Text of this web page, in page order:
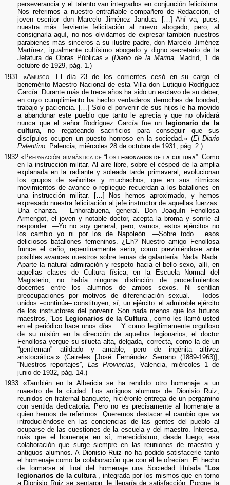
perseverancia y el talento van integrados en conjunción felicísima.
Nos referimos a nuestro entrañable compañero de Redacción, el
joven escritor don Marcelo Jiménez Jandua. […] Ahí va, pues,
nuestra más ferviente felicitación al nuevo abogado; pero, al
consignarla aquí, no nos olvidamos de expresar también nuestros
parabienes más sinceros a su ilustre padre, don Marcelo Jiménez
Martínez, igualmente cultísimo abogado y digno secretario de la
Jefatura de Obras Públicas.» (Diario de la Marina,
Madrid, 1 de
octubre de 1929, pág. 1.)
1931 «Amusco.
El día 23 de los corrientes cesó en su cargo el
benemérito Maestro Nacional de esta Villa don Eutiquio Rodríguez
García. Durante más de trece años ha sido un esclavo de su deber,
en cuyo cumplimiento ha hecho verdaderos derroches de bondad,
trabajo y paciencia. […] Solo el porvenir de sus hijos le ha movido
a abandonar este pueblo que tanto le aprecia y que no olvidará
nunca que el señor Rodríguez García fue un legionario de la
cultura, no regateando sacrificios para conseguir que sus
discípulos ocupen un puesto honroso en la sociedad.» (El Diario
Palentino, Palencia, miércoles 28 de octubre de 1931, pág. 2.)
1932 «Preparación gimnástica de “Loslegionarios de la cultura”. Como
en la instrucción militar. Al aire libre, sobre el césped de la amplia
explanada en la radiante y soleada tarde primaveral, evolucionan
los grupos de señoritas y muchachos, que en sus rítmicos
movimientos de avance o repliegue recuerdan a los batallones en
una instrucción militar. […] Nos hemos aproximado, y hemos
expresado nuestra felicitación al jefe instructor de aquellas fuerzas.
Una chanza. —Enhorabuena, general. Don Joaquín Fenollosa
Armengot, el joven y notable doctor, acepta la broma y sonríe al
responder: —Yo no soy general; pero, vamos, estos ejércitos no
los cambio yo ni por los de Napoleón. —Sobre todo… esos
deliciosos batallones femeninos. ¿Eh? Nuestro amigo Fenollosa
frunce el ceño, repentinamente serio, como previniéndose ante
posibles avances nuestros sobre temas de galantería. Nada. Nada.
Aparte la natural admiración y respeto hacia el bello sexo, allí, en
aquellas clases de Cultura física, en la Escuela Normal del
Magisterio, no había ninguna distinción de procedimientos
docentes entre los alumnos de ambos sexos. Ni sentían
preocupaciones por motivos de diferenciación sexual. —Todos
unidos –continúa– constituyen, sí, un ejército: el admirable ejército
de los instructores del porvenir. Son nada menos que los futuros
maestros, “Los Legionarios de la Cultura”, como les llamó usted
en el periódico hace unos días… Y como legítimamente orgulloso
de su misión en la dirección de aquellos legionarios, el doctor
Fenollosa yergue su silueta alta, delgada, correcta, como la de un
“gentleman” atildado y amable, pero de ingénita altivez
aristocrática.» (Caireles [José Fernández Serrano (1889-1963)],
“Nuestros reportajes”, Las Provincias,
Valencia, miércoles 1 de
junio de 1932, pág. 14.)
1933 «También en la Albericia se ha rendido otro homenaje a un
maestro de la ciudad. Los antiguos alumnos de Dionisio Ruiz,
reunidos en fraternal banquete, hiciéronle entrega de un pergamino
con sentida dedicatoria. Pero no es precisamente al homenaje a
quien hemos de referirnos. Queremos destacar el cambio que va
introduciéndose en las conciencias de las gentes del pueblo al
ocuparse de las cuestiones de la escuela y del maestro. Interesa,
más que el homenaje en sí, merecidísimo, desde luego, esa
colaboración que surge siempre en las reuniones de maestro y
antiguos alumnos. A Dionisio Ruiz no ha podido satisfacerle tanto
el homenaje como la colaboración que con él le ofrecían. El hecho
de formarse al final del homenaje una Sociedad titulada “Los
legionarios de la cultura”, integrada por los mismos que en torno
a Dionisio Ruiz se sentaron, le llenaría de satisfacción. Porque la